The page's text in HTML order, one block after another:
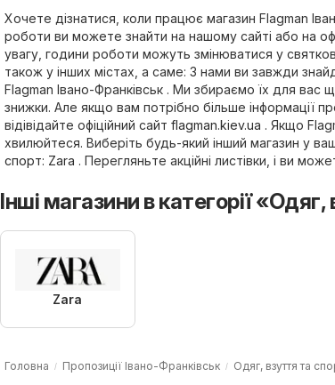
Хочете дізнатися, коли працює магазин Flagman
роботи ви можете знайти на нашому сайті або на
увагу, години роботи можуть змінюватися у
також у інших містах, а саме: З нами ви завжди
Flagman Івано-Франківськ . Ми збираємо їх для
знижки. Але якщо вам потрібно більше інформації
відівідайте офіційний сайт flagman.kiev.ua . Якщо
хвилюйтеся. Виберіть будь-який інший магазин у
спорт: Zara . Перегляньте акційні листівки, і ви
Інші магазини в категорії
Zara
Головна Пропозиції Івано-Франківськ Одяг, взуття та